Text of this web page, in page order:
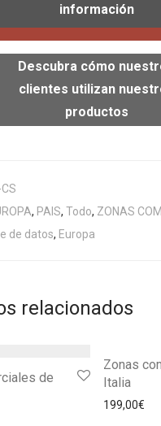
información
Descubra cómo
clientes utilizan
productos
, PAIS, Todo, ZONAS
de datos, Europa
relacionados
de
Zonas
Italia
199,00€